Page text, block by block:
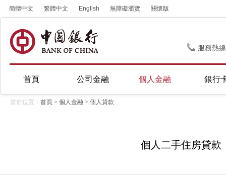
簡體中文 繁體中文 English 無障礙瀏覽 關懷版
服務熱
首頁 公司金融 個人金融 銀行
當前位置： 首頁 > 個人金融 > 個人貸款
個人二手住房貸款